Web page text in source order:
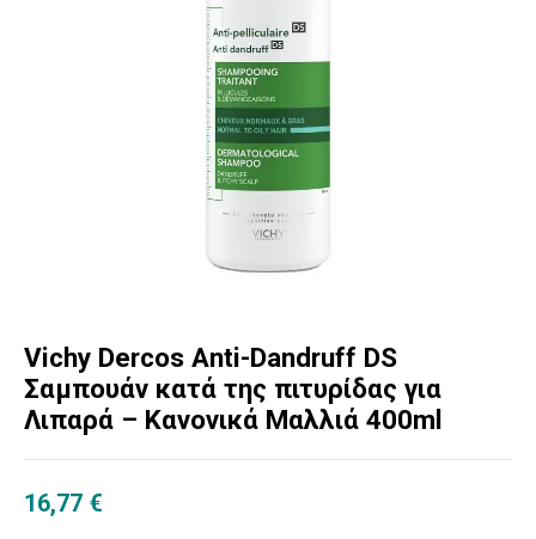
Vichy Dercos Anti-Dandruff DS
Σαμπουάν κατά της πιτυρίδας για
Λιπαρά – Κανονικά Μαλλιά 400ml
16,77 €